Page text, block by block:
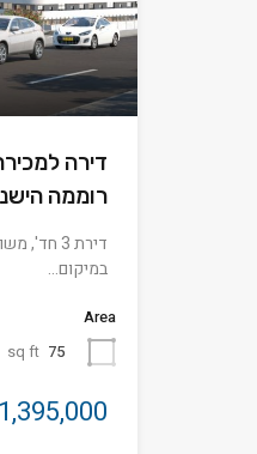
דירה
רוממה
במיקום…
Area
75
sq ft